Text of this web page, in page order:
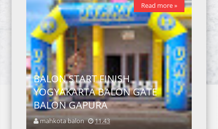
BALON START FINISH
YOGYAKARTA BALON GATE
BALON GAPURA
mahkota balon
11.43
Read more »